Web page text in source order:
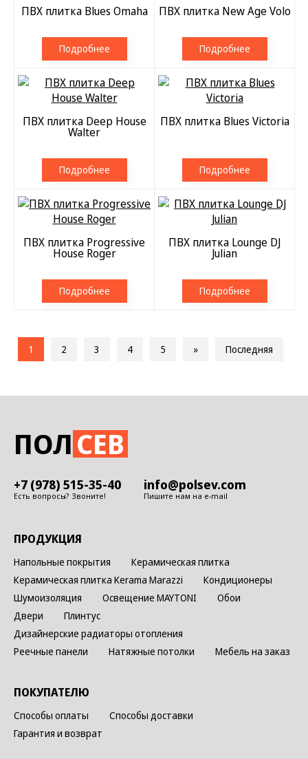
ПВХ плитка Blues Omaha
Подробнее
ПВХ плитка New Age Volo
Подробнее
ПВХ плитка Deep House
Walter
Подробнее
ПВХ плитка Blues Victoria
Подробнее
ПВХ плитка Progressive
House Roger
Подробнее
ПВХ плитка Lounge DJ
Julian
Подробнее
1 2 3 4 5 » Последняя
ПОЛСЕВ
+7 (978) 515-35-40
Есть вопросы? Звоните!
info@polsev.com
Пишите нам на e-mail
ПРОДУКЦИЯ
Напольные покрытия
Керамическая плитка
Керамическая плитка Kerama Marazzi
Кондиционеры
Шумоизоляция
Освещение MAYTONI
Обои
Двери
Плинтус
Дизайнерские радиаторы отопления
Реечные панели
Натяжные потолки Мебель на заказ
ПОКУПАТЕЛЮ
Способы оплаты
Способы доставки
Гарантия и возврат